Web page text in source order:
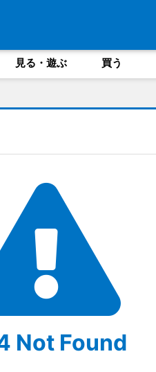
見る・遊ぶ 買う
Not Found